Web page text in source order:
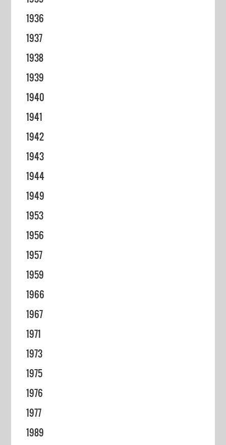
1936
1937
1938
1939
1940
1941
1942
1943
1944
1949
1953
1956
1957
1959
1966
1967
1971
1973
1975
1976
1977
1989